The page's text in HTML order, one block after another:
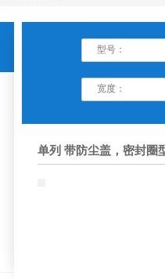
单列 带防尘盖，密封圈